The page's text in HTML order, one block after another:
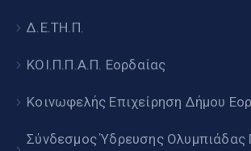
Δ.Ε.ΤΗ.Π.
ΚΟΙ.Π.Π.Α.Π. Εορδαίας
Κοινωφελής Επιχείρηση Δήμου
Σύνδεσμος Ύδρευσης Ολυμπιάδας